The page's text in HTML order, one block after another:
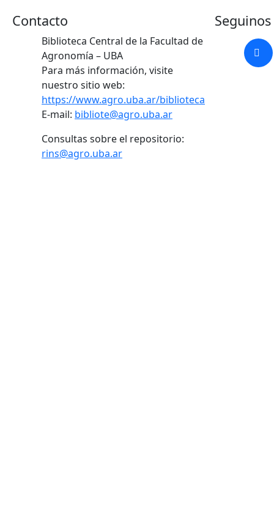
Contacto
Biblioteca Central de la Facultad de
Agronomía – UBA
Para más información, visite
nuestro sitio web:
https://www.agro.uba.ar/biblioteca
E-mail: bibliote@agro.uba.ar
Consultas sobre el repositorio:
rins@agro.uba.ar